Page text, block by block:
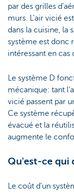
par des grilles
murs. L'air vicié
dans la cuisine, la
système est donc
intéressant en cas
Le système D
mécanique: tant
vicié passent par
Ce système
évacué et la
augmente le
Qu'est-ce qui
Le coût d'un